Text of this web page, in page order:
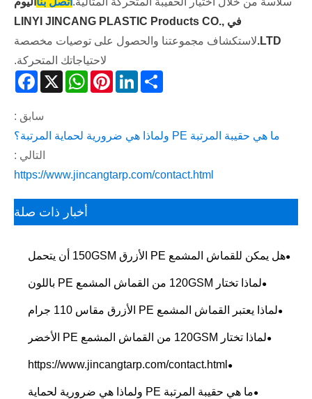
في LINYI JINCANG PLASTIC Products CO.,
LTD. لاستكشاف مجموعتنا والحصول على توصيات مخصصة
لاحتياجاتك المتحركة.
X
WhatsAppPinterestLinkedInShare
سابق :
ما هي حقيبة المرتبة PE ولماذا هي ضرورية لحماية المرتبة؟
التالي :
https://www.jincangtarp.com/contact.html
أخبار ذات صلة
هل يمكن للقماش المشمع PE الأزرق 150GSM أن يتحمل
الأمطار الغزيرة؟
لماذا تختار 120GSM من القماش المشمع PE باللون
الأخضر الفضي لحماية موثوقة في الهواء الطلق؟
لماذا يعتبر القماش المشمع PE الأزرق مقاس 110 جرام
هو الاختيار الذكي للحماية الدائمة والفعالة من حيث التكلفة؟
لماذا تختار 120GSM من القماش المشمع PE الأخضر
لحماية متينة وفعالة من حيث التكلفة؟
https://www.jincangtarp.com/contact.html
ما هي حقيبة المرتبة PE ولماذا هي ضرورية لحماية